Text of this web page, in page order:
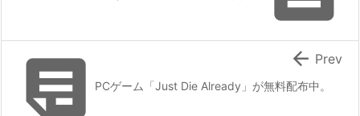
PCゲーム「Just Die Already」が無料配布中。
 Prev